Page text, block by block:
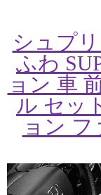
シュプ
ふわ
ョン 車
ル セッ
ョン